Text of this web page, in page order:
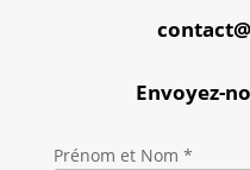
Envoyez-
Prénom et Nom *